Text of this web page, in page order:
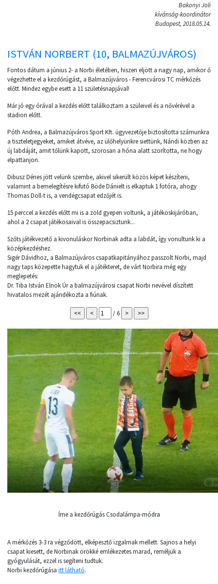
Bakonyi Joli
kívánság-koordinátor
Budapest, 2018.05.14.
ISTVÁN NORBERT (10, BALMAZÚJVÁROS)
Fontos dátum a június 2- a Norbi életében, hiszen eljött a nagy nap, amikor ő
végezhette el a kezdőrúgást, a Balmazújváros - Ferencvárosi TC mérkőzés
előtt. Mindez egybe esett a 11 születésnapjával!
Már jó egy órával a kezdés előtt találkoztam a szüleivel és a nővérével a
stadion előtt.
Póth Andrea, a Balmazújváros Sport Kft. ügyvezetője biztosította számunkra
a tiszteletjegyeket, amiket átvéve, az ülőhelyünkre siettünk, Nándi közben az
új labdáját, amit tőlünk kapott, szorosan a hóna alatt szorította, ne hogy
elpattanjon.
Dibusz Dénes jött velünk szembe, akivel sikerült közös képet készíteni,
valamint a bemelegítésre kifutó Böde Dánielt is elkaptuk 1 fotóra, ahogy
Thomas Doll-t is, a vendégcsapat edzőjét is.
15 perccel a kezdés előtt mi is a zöld gyepen voltunk, a játékoskijáróban,
ahol a 2 csapat játékosaival is összepacsiztunk...
Szőts játékvezető a kivonuláskor Norbinak adta a labdát, így vonultunk ki a
középkezdéshez.
Sigér Dávidhoz, a Balmazújváros csapatkapitányához passzolt Norbi, majd
nagy taps közepette hagytuk el a játékteret, de várt Norbira még egy
meglepetés:
Dr. Tiba István Elnök Úr a balmazújvárosi csapat Norbi nevével díszített
hivatalos mezét ajándékozta a fiúnak.
/ 6
Íme a kezdőrúgás Csodalámpa-módra
A mérkőzés 3-3 ra végződött, elképesztő izgalmak mellett. Sajnos a helyi
csapat kiesett, de Norbinak örökké emlékezetes marad, reméljük a
gyógyulását, ezzel is segíteni tudtuk.
Norbi kezdőrúgása itt látható.